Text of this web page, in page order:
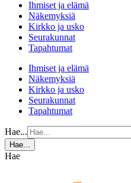
Ihmiset ja elämä
Näkemyksiä
Kirkko ja usko
Seurakunnat
Tapahtumat
Ihmiset ja elämä
Näkemyksiä
Kirkko ja usko
Seurakunnat
Tapahtumat
Hae...
Hae...
Hae